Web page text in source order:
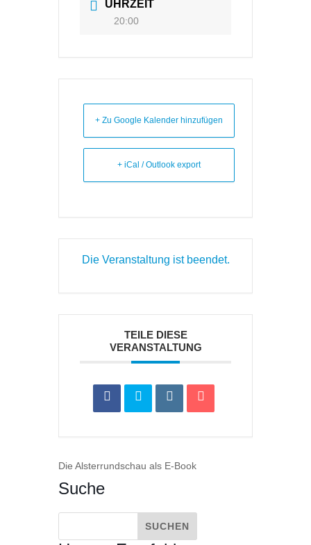
UHRZEIT
20:00
+ Zu Google Kalender hinzufügen
+ iCal / Outlook export
Die Veranstaltung ist beendet.
TEILE DIESE
VERANSTALTUNG
Die Alsterrundschau als E-Book
Suche